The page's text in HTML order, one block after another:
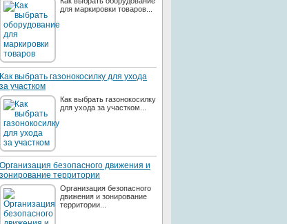
для маркировки товаров...
Как выбрать газонокосилку для ухода
за участком
Как выбрать газонокосилку
для ухода за участком...
Организация безопасного движения и
зонирование территории
Организация безопасного
движения и зонирование
территории...